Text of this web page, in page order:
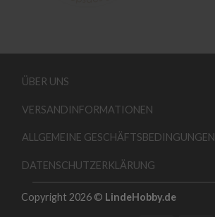
ÜBER UNS
VERSANDINFORMATIONEN
ALLGEMEINE GESCHÄFTSBEDINGUNGEN
DATENSCHUTZERKLÄRUNG
Copyright 2026 © LindeHobby.de